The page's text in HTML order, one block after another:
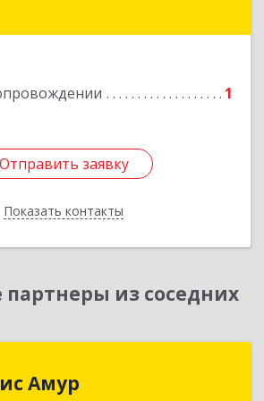
1
Отправить заявку
Показать контакты
Подробнее
Отправить заявку
Назад
из соседних
Амур